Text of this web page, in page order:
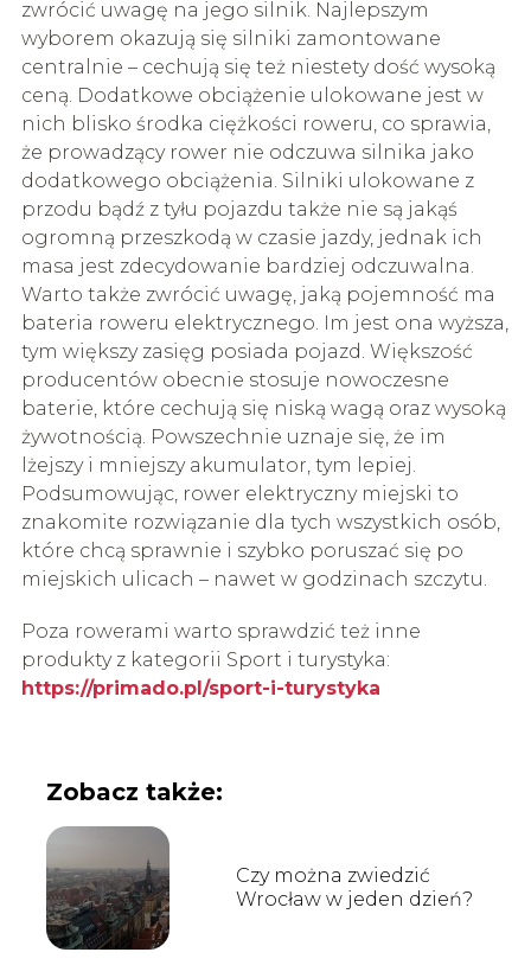
zwrócić uwagę na jego silnik. Najlepszym
wyborem okazują się silniki zamontowane
centralnie – cechują się też niestety dość wysoką
ceną. Dodatkowe obciążenie ulokowane jest w
nich blisko środka ciężkości roweru, co sprawia,
że prowadzący rower nie odczuwa silnika jako
dodatkowego obciążenia. Silniki ulokowane z
przodu bądź z tyłu pojazdu także nie są jakąś
ogromną przeszkodą w czasie jazdy, jednak ich
masa jest zdecydowanie bardziej odczuwalna.
Warto także zwrócić uwagę, jaką pojemność ma
bateria roweru elektrycznego. Im jest ona wyższa,
tym większy zasięg posiada pojazd. Większość
producentów obecnie stosuje nowoczesne
baterie, które cechują się niską wagą oraz wysoką
żywotnością. Powszechnie uznaje się, że im
lżejszy i mniejszy akumulator, tym lepiej.
Podsumowując, rower elektryczny miejski to
znakomite rozwiązanie dla tych wszystkich osób,
które chcą sprawnie i szybko poruszać się po
miejskich ulicach – nawet w godzinach szczytu.
Poza rowerami warto sprawdzić też inne
produkty z kategorii Sport i turystyka:
https://primado.pl/sport-i-turystyka
Zobacz także:
Czy można zwiedzić
Wrocław w jeden dzień?